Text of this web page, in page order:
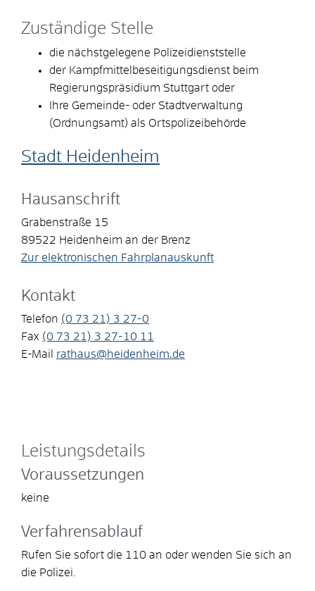
Zuständige Stelle
die nächstgelegene Polizeidienststelle
der Kampfmittelbeseitigungsdienst beim
Regierungspräsidium Stuttgart oder
Ihre Gemeinde- oder Stadtverwaltung
(Ordnungsamt) als Ortspolizeibehörde
Stadt Heidenheim
Hausanschrift
Grabenstraße 15
89522 Heidenheim an der Brenz
Zur elektronischen Fahrplanauskunft
Kontakt
Telefon (0 73 21) 3 27-0
Fax (0 73 21) 3 27-10 11
E-Mail
rathaus@heidenheim.de
Leistungsdetails
Voraussetzungen
keine
Verfahrensablauf
Rufen Sie sofort die 110 an oder wenden Sie sich an
die Polizei.